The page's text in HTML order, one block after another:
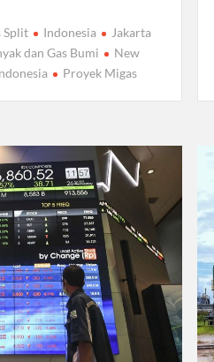
Split Indonesia
Jakarta
dan Gas Bumi
New
Proyek Migas